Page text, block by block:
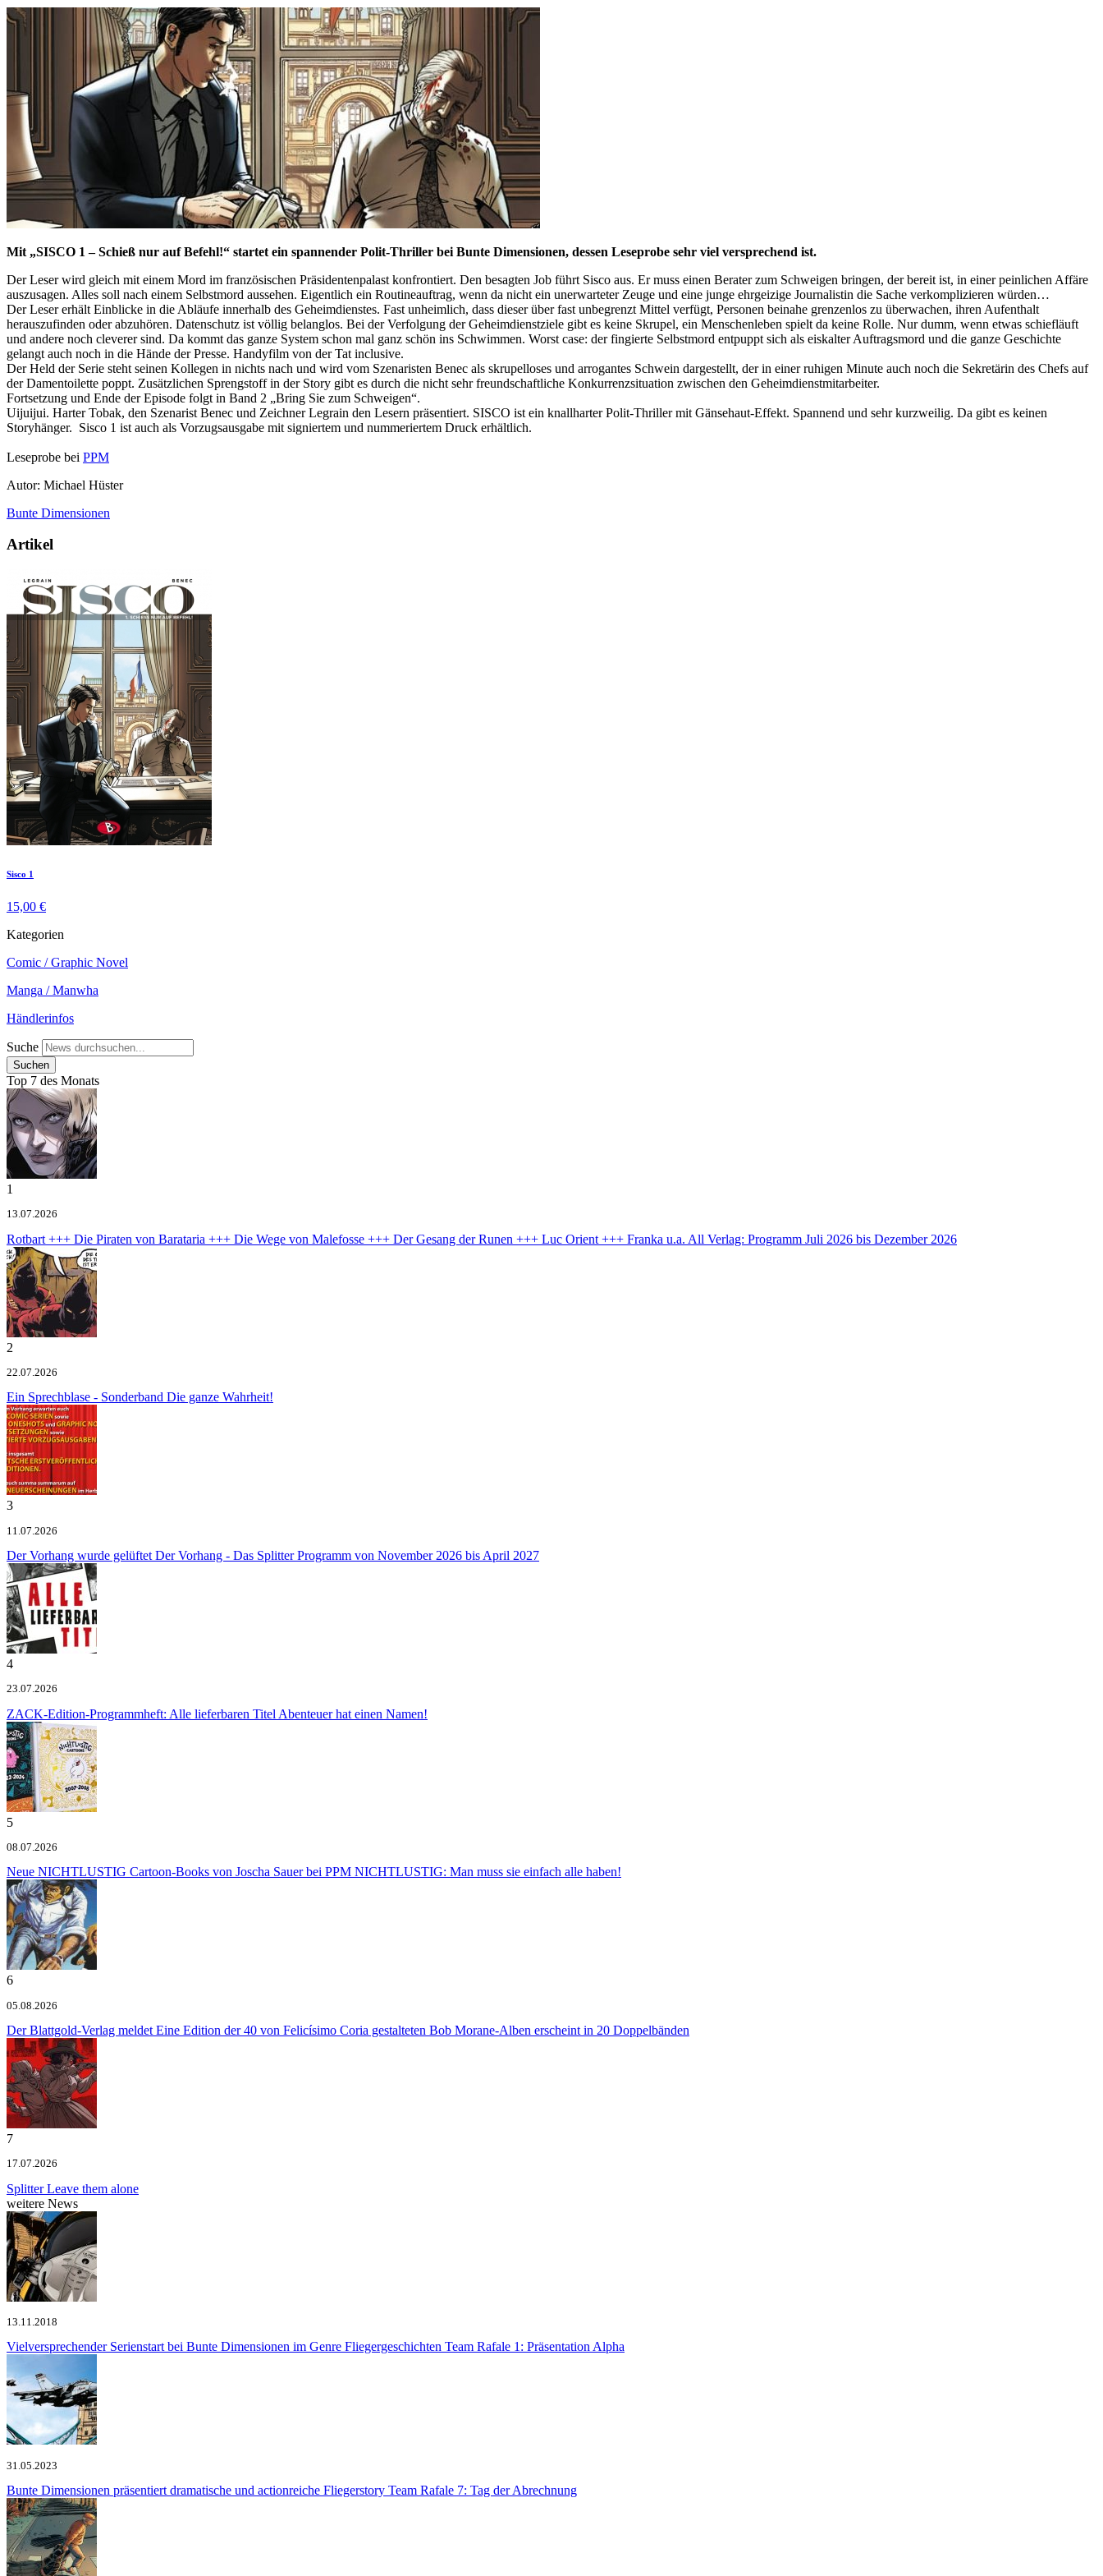
Mit „SISCO 1 – Schieß nur auf Befehl!“ startet ein spannender Polit-Thriller bei Bunte Dimensionen, dessen Leseprobe sehr viel versprechend ist.
Der Leser wird gleich mit einem Mord im französischen Präsidentenpalast konfrontiert. Den besagten Job führt Sisco aus. Er muss einen Berater zum Schweigen bringen, der bereit ist, in einer peinlichen Affäre
auszusagen. Alles soll nach einem Selbstmord aussehen. Eigentlich ein Routineauftrag, wenn da nicht ein unerwarteter Zeuge und eine junge ehrgeizige Journalistin die Sache verkomplizieren würden…
Der Leser erhält Einblicke in die Abläufe innerhalb des Geheimdienstes. Fast unheimlich, dass dieser über fast unbegrenzt Mittel verfügt, Personen beinahe grenzenlos zu überwachen, ihren Aufenthalt
herauszufinden oder abzuhören. Datenschutz ist völlig belanglos. Bei der Verfolgung der Geheimdienstziele gibt es keine Skrupel, ein Menschenleben spielt da keine Rolle. Nur dumm, wenn etwas schiefläuft
und andere noch cleverer sind. Da kommt das ganze System schon mal ganz schön ins Schwimmen. Worst case: der fingierte Selbstmord entpuppt sich als eiskalter Auftragsmord und die ganze Geschichte
gelangt auch noch in die Hände der Presse. Handyfilm von der Tat inclusive.
Der Held der Serie steht seinen Kollegen in nichts nach und wird vom Szenaristen Benec als skrupelloses und arrogantes Schwein dargestellt, der in einer ruhigen Minute auch noch die Sekretärin des Chefs auf
der Damentoilette poppt. Zusätzlichen Sprengstoff in der Story gibt es durch die nicht sehr freundschaftliche Konkurrenzsituation zwischen den Geheimdienstmitarbeiter.
Fortsetzung und Ende der Episode folgt in Band 2 „Bring Sie zum Schweigen“.
Uijuijui. Harter Tobak, den Szenarist Benec und Zeichner Legrain den Lesern präsentiert. SISCO ist ein knallharter Polit-Thriller mit Gänsehaut-Effekt. Spannend und sehr kurzweilig. Da gibt es keinen
Storyhänger. Sisco 1 ist auch als Vorzugsausgabe mit signiertem und nummeriertem Druck erhältlich.
Leseprobe bei PPM
Autor: Michael Hüster
Bunte Dimensionen
Artikel
Sisco 1
15,00 €
Kategorien
Comic / Graphic Novel
Manga / Manwha
Händlerinfos
Suche
Top 7 des Monats
1
13.07.2026
Rotbart +++ Die Piraten von Barataria +++ Die Wege von Malefosse +++ Der Gesang der Runen +++ Luc Orient +++ Franka u.a. All Verlag: Programm Juli 2026 bis Dezember 2026
2
22.07.2026
Ein Sprechblase - Sonderband Die ganze Wahrheit!
3
11.07.2026
Der Vorhang wurde gelüftet Der Vorhang - Das Splitter Programm von November 2026 bis April 2027
4
23.07.2026
ZACK-Edition-Programmheft: Alle lieferbaren Titel Abenteuer hat einen Namen!
5
08.07.2026
Neue NICHTLUSTIG Cartoon-Books von Joscha Sauer bei PPM NICHTLUSTIG: Man muss sie einfach alle haben!
6
05.08.2026
Der Blattgold-Verlag meldet Eine Edition der 40 von Felicísimo Coria gestalteten Bob Morane-Alben erscheint in 20 Doppelbänden
7
17.07.2026
SplitterLeave them alone
weitere News
13.11.2018
Vielversprechender Serienstart bei Bunte Dimensionen im Genre Fliegergeschichten Team Rafale 1: Präsentation Alpha
31.05.2023
Bunte Dimensionen präsentiert dramatische und actionreiche Fliegerstory Team Rafale 7: Tag der Abrechnung